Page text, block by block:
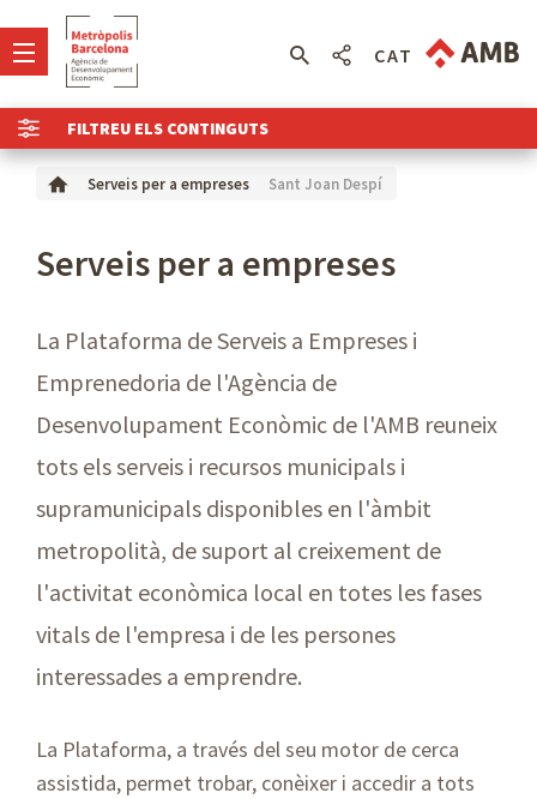
FILTREU ELS CONTINGUTS
CAT
Serveis per a empreses Sant Joan Despí
Serveis per a empreses
La Plataforma de Serveis a Empreses i
Emprenedoria de l'Agència de
Desenvolupament Econòmic de l'AMB reuneix
tots els serveis i recursos municipals i
supramunicipals disponibles en l'àmbit
metropolità, de suport al creixement de
l'activitat econòmica local en totes les fases
vitals de l'empresa i de les persones
interessades a emprendre.
La Plataforma, a través del seu motor de cerca
assistida, permet trobar, conèixer i accedir a tots